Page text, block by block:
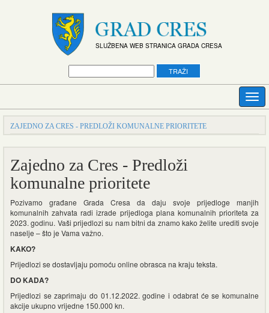
SLUŽBENA WEB STRANICA GRADA CRESA
ZAJEDNO ZA CRES - PREDLOŽI KOMUNALNE PRIORITETE
Zajedno za Cres - Predloži
komunalne prioritete
Pozivamo građane Grada Cresa da daju svoje prijedloge manjih
komunalnih zahvata radi izrade prijedloga plana komunalnih prioriteta za
2023. godinu. Vaši prijedlozi su nam bitni da znamo kako želite urediti svoje
naselje – što je Vama važno.
KAKO?
Prijedlozi se dostavljaju pomoću online obrasca na kraju teksta.
DO KADA?
Prijedlozi se zaprimaju do 01.12.2022. godine i odabrat će se komunalne
akcije ukupno vrijedne 150.000 kn.